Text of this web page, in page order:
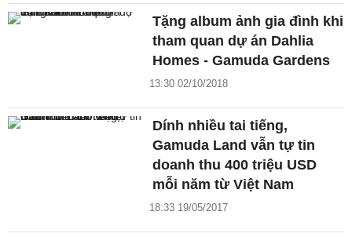
Tặng album ảnh gia đình khi
tham quan dự án Dahlia
Homes - Gamuda Gardens
13:30 02/10/2018
Dính nhiều tai tiếng,
Gamuda Land vẫn tự tin
doanh thu 400 triệu USD
mỗi năm từ Việt Nam
18:33 19/05/2017